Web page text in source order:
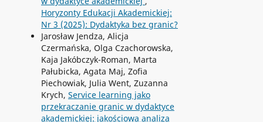
Horyzonty Edukacji Akademickiej:
Nr 3 (2025): Dydaktyka bez granic?
Jarosław Jendza, Alicja
Czermańska, Olga Czachorowska,
Kaja Jakóbczyk-Roman, Marta
Pałubicka, Agata Maj, Zofia
Piechowiak, Julia Went, Zuzanna
Krych, Service learning jako
przekraczanie granic w dydaktyce
akademickiej: jakościowa analiza